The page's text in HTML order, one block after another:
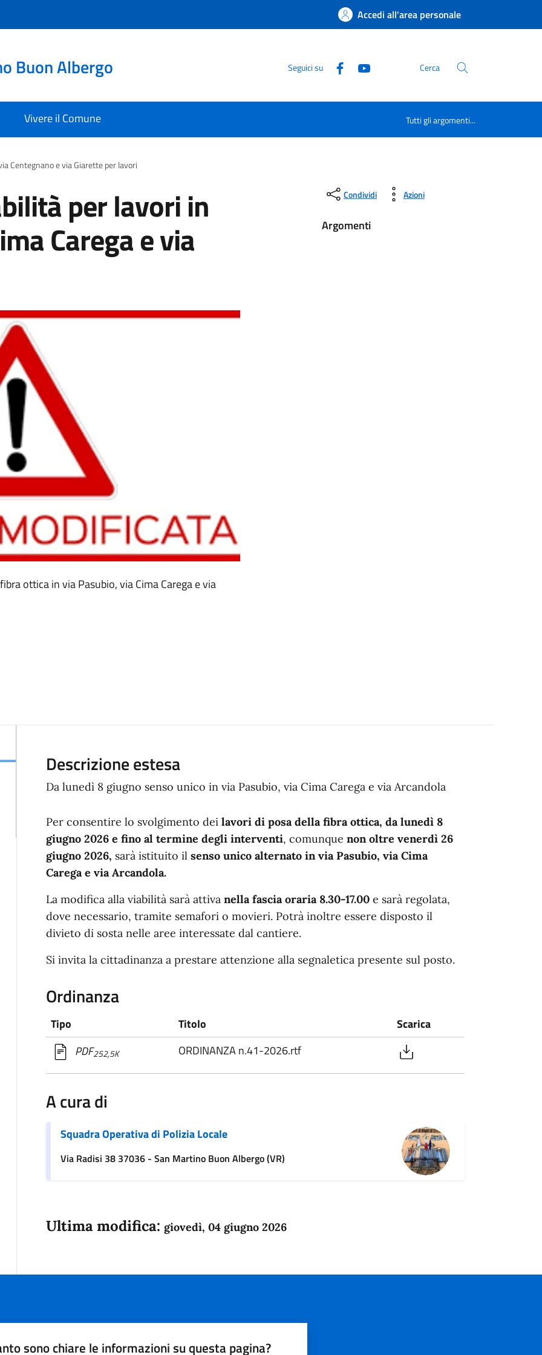
Accedi all'area personale
Buon Albergo Seguici su Cerca
Vivere il Comune Tutti gli argomenti...
Centegnano e via Giarette per lavori
per lavori in
Carega e via
ottica in via Pasubio, via Cima Carega e via
Condividi Azioni
Argomenti
Descrizione estesa
Da lunedì 8 giugno senso unico in via Pasubio, via Cima Carega e via Arcandola
Per consentire lo svolgimento deilavori di posa della fibra ottica, da lunedì 8
giugno 2026 e fino al termine degli interventi, comunque non oltre venerdì 26
giugno 2026, sarà istituito il senso unico alternato in via Pasubio, via Cima
Carega e via Arcandola.
La modifica alla viabilità sarà attiva nella fascia oraria 8.30-17.00 e sarà regolata,
dove necessario, tramite semafori o movieri. Potrà inoltre essere disposto il
divieto di sosta nelle aree interessate dal cantiere.
Si invita la cittadinanza a prestare attenzione alla segnaletica presente sul posto.
Ordinanza
Tipo Titolo
Scarica
PDF252,5K ORDINANZA n.41-2026.rtf
A cura di
Squadra Operativa di Polizia Locale
Via Radisi 38 37036 - San Martino Buon Albergo (VR)
Ultima modifica: giovedì, 04 giugno 2026
sono chiare le informazioni su questa pagina?